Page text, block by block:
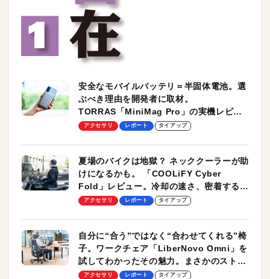
安全なモバイルバッテリ＝半固体電池。選
ぶべき理由を開発者に取材。
TORRAS「MiniMag Pro」の実機レビュ
ーも
アクセサリ レポート タイアップ
夏場のバイクは地獄？ ネッククーラーが助
けになるかも。 「COOLiFY Cyber
Fold」レビュー。冷却の速さ、密着する冷
却プレート、シンプルな操作性がグッド！
アクセサリ レポート タイアップ
自分に“合う”ではなく“合わせてくれる”椅
子。ワークチェア「LiberNovo Omni」を
試してわかったその魅力。まさかのストレ
ッチ機能も搭載
アクセサリ レポート タイアップ